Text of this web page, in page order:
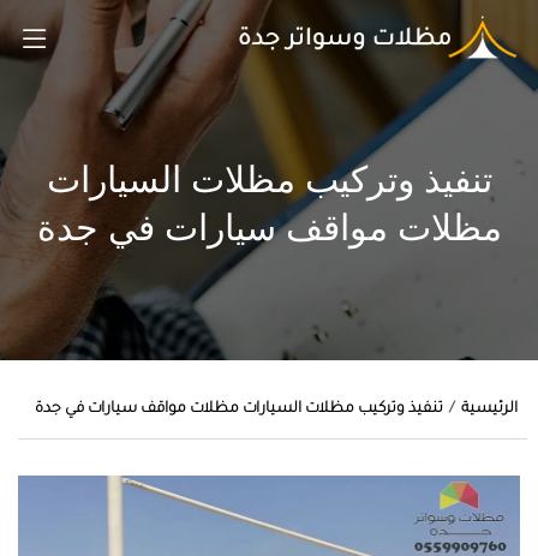
تنفيذ وتركيب مظلات السيارات
مظلات مواقف سيارات في جدة
الرئيسية تنفيذ وتركيب مظلات السيارات مظلات مواقف سيارات في جدة